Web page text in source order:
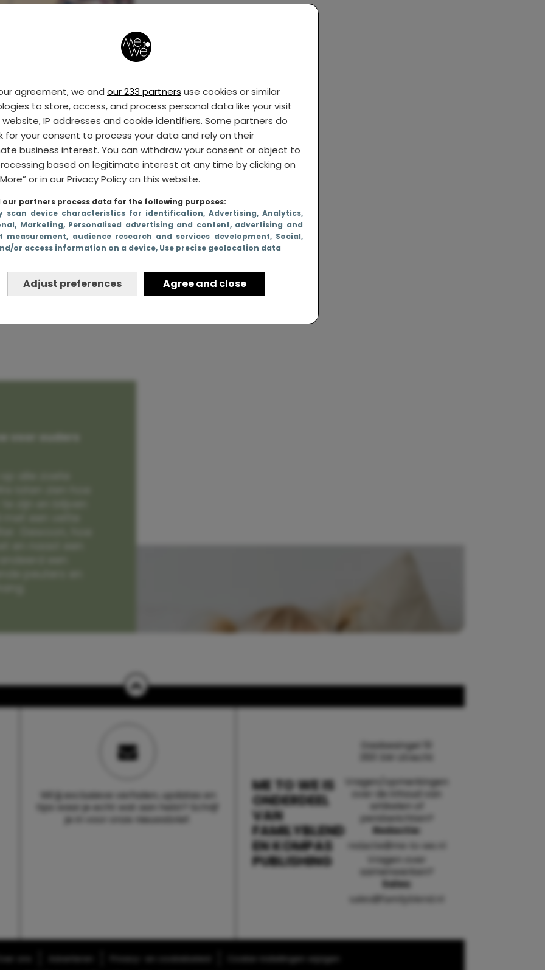
agreement, we and our 233 partners use cookies or similar
to store, access, and process personal data like your visit
IP addresses and cookie identifiers. Some partners do
for your consent to process your data and rely on their
business interest. You can withdraw your consent or object to
based on legitimate interest at any time by clicking on
or in our Privacy Policy on this website.
our partners process data for the following purposes:
scan device characteristics for identification, Advertising, Analytics,
, Marketing, Personalised advertising and content, advertising and
measurement, audience research and services development, Social,
or access information on a device, Use precise geolocation data
Adjust preferences Agree and close
Daar
blij
voor ouders
Wil jij exclusieve verhalen, updates en
tips waar je echt wat aan hebt? Schrijf
je in voor onze nieuwsbrief.
ME TO WE IS
ONDERDEEL
VAN
FAMILYBLEND
EN KOMPAS
PUBLISHING
Daalsesingel 51
3511 SW Utrecht
Vragen/opmerkingen
over de inhoud van
artikelen of
persberichten?
Redactie:
redactie@me-to-we.nl
Vragen over
samenwerken?
Sales:
sales@familyblend.nl
Cookie-instellingen wijzigen